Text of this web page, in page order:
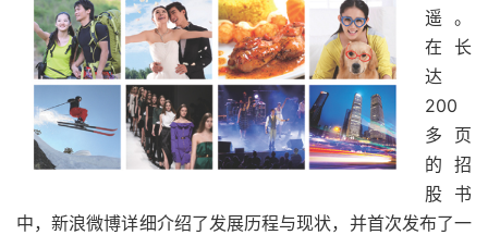
遥。
在长
达
200
多页
的招
股书
中，新浪微博详细介绍了发展历程与现状，并首次发布了一